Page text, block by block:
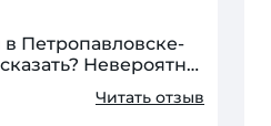
Петропавловске-
Невероятно
- королева, по
регионом.Читать отзыв